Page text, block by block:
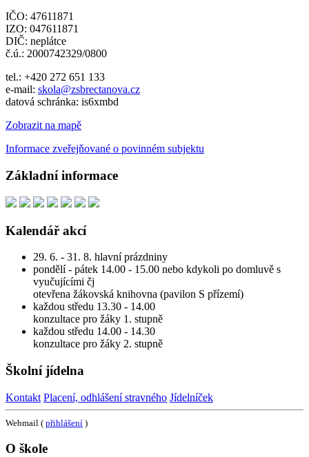
IČO: 47611871
IZO: 047611871
DIČ: neplátce
č.ú.: 2000742329/0800
tel.: +420 272 651 133
e-mail: skola@zsbrectanova.cz
datová schránka: is6xmbd
Zobrazit na mapě
Informace zveřejňované o povinném subjektu
Základní informace
Kalendář akcí
29. 6. - 31. 8. hlavní prázdniny
pondělí - pátek 14.00 - 15.00 nebo kdykoli po domluvě s
vyučujícími čj
otevřena žákovská knihovna (pavilon S přízemí)
každou středu 13.30 - 14.00
konzultace pro žáky 1. stupně
každou středu 14.00 - 14.30
konzultace pro žáky 2. stupně
Školní jídelna
Kontakt Placení, odhlášení stravného Jídelníček
Webmail ( přihlášení )
O škole